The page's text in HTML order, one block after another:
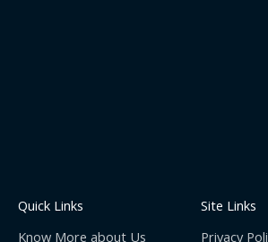
Quick Links
Know More about Us
Site Links
Privacy